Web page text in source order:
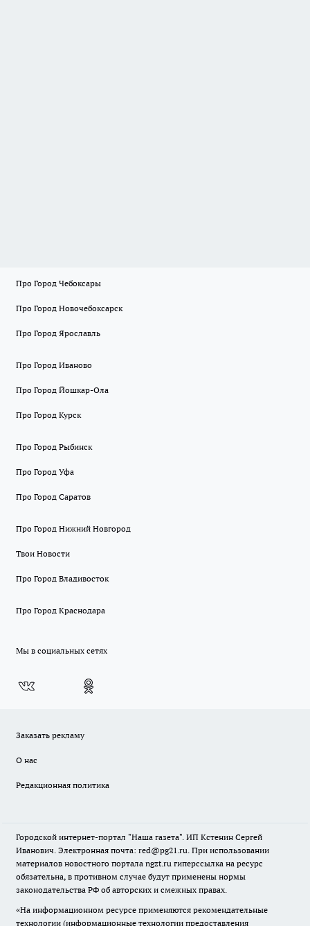
Про Город Чебоксары
Про Город Новочебоксарск
Про Город Ярославль
Про Город Иваново
Про Город Йошкар-Ола
Про Город Курск
Про Город Рыбинск
Про Город Уфа
Про Город Саратов
Про Город Нижний Новгород
Твои Новости
Про Город Владивосток
Про Город Краснодара
Мы в социальных сетях
Заказать рекламу
О нас
Редакционная политика
Городской интернет-портал "Наша газета". ИП Кстенин Сергей
Иванович. Электронная почта: red@pg21.ru. При использовании
материалов новостного портала ngzt.ru гиперссылка на ресурс
обязательна, в противном случае будут применены нормы
законодательства РФ об авторских и смежных правах.
«На информационном ресурсе применяются рекомендательные
технологии (информационные технологии предоставления